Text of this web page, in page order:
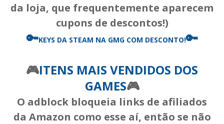
da loja, que frequentemente aparecem
cupons de descontos!)
🔑KEYS DA STEAM NA GMG COM DESCONTO!🔑
🎮ITENS MAIS VENDIDOS DOS
GAMES🎮
O adblock bloqueia links de afiliados
da Amazon como esse aí, então se não